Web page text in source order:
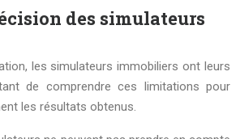
des simulateurs
les simulateurs immobiliers ont leurs
de comprendre ces limitations pour
les résultats obtenus.